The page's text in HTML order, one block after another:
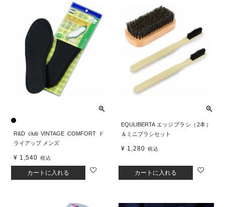
R&D club VINTAGE COMFORT ド
ライアップ メンズ
¥ 1,540 税込
カートに入れる
EQULIBERTA エッジブラシ（2本）
＆ミニブラシセット
¥ 1,280 税込
カートに入れる